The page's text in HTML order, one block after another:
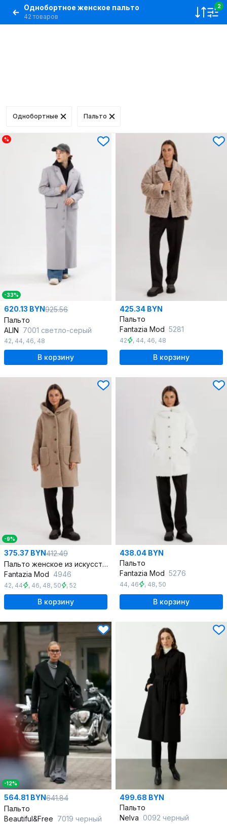
Однобортное женское пальто
42 товаров
2
Однобортные Пальто
%
-33%
620.13 BYN925.56
Пальто
ALIN 7001 светло-серый
42, 44, 46, 48
В корзину
425.34 BYN
Пальто
Fantazia Mod 5281
42 , 44, 46, 48
В корзину
-9%
375.37 BYN412.49
Пальто женское из искусственного меха Teddy bear с капюшоном
Fantazia Mod 4946
42, 44 , 46, 48, 50 , 52
В корзину
438.04 BYN
Пальто
Fantazia Mod 5276
44, 46 , 48, 50
В корзину
-12%
564.81 BYN641.84
Пальто
Beautiful&Free 7019 черный
499.68 BYN
Пальто
Nelva 0092 черный